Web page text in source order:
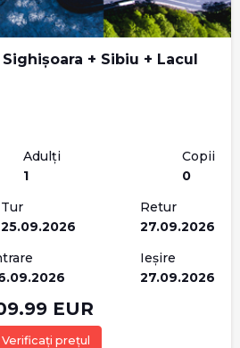
+ Sibiu + Lacul
Adulți
1
Copii
0
Tur
25.09.2026
Retur
27.09.2026
Ieșire
27.09.2026
EUR
Verificați prețul